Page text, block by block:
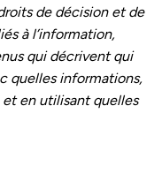
de décision et de
à l’information,
qui décrivent qui
quelles informations,
en utilisant quelles